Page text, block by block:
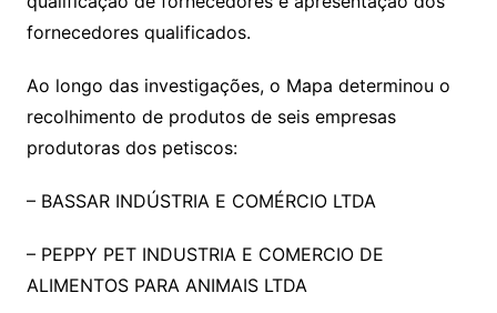
fornecedores qualificados.
Ao longo das investigações, o Mapa determinou o
recolhimento de produtos de seis empresas
produtoras dos petiscos:
– BASSAR INDÚSTRIA E COMÉRCIO LTDA
– PEPPY PET INDUSTRIA E COMERCIO DE
ALIMENTOS PARA ANIMAIS LTDA